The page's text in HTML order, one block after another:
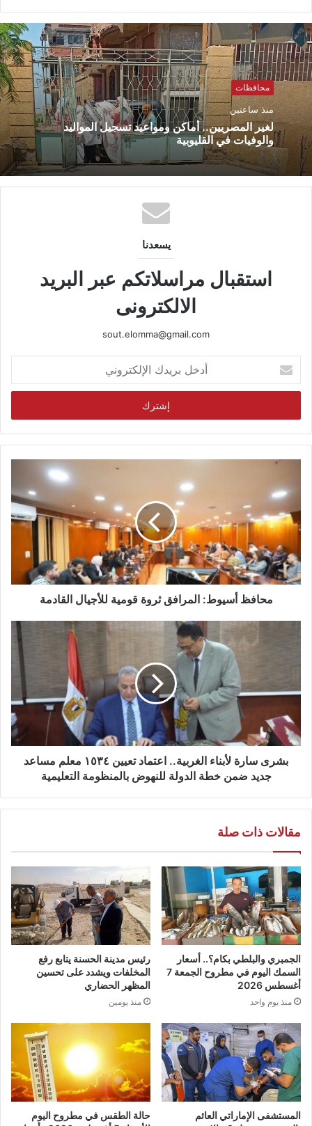
محافظات
منذ ساعتين
لغير المصريين.. أماكن ومواعيد تسجيل المواليد
والوفيات في القليوبية
يسعدنا
استقبال مراسلاتكم عبر البريد
الالكترونى
sout.elomma@gmail.com
بريدك
الإلكتروني
محافظ أسيوط: المرافق ثروة قومية للأجيال القادمة
بشرى سارة لأبناء الغربية.. اعتماد تعيين ١٥٣٤ معلم مساعد
جديد ضمن خطة الدولة للنهوض بالمنظومة التعليمية
مقالات ذات صلة
الجمبري والبلطي بكام؟.. أسعار
السمك اليوم في مطروح الجمعة 7
أغسطس 2026
منذ يوم واحد
رئيس مدينة الحسنة يتابع رفع
المخلفات ويشدد على تحسين
المظهر الحضاري
منذ يومين
المستشفى الإماراتي العائم
حالة الطقس في مطروح اليوم